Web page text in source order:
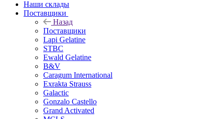
Наши склады
Поставщики
Назад
Поставщики
Lapi Gelatine
STBC
Ewald Gelatine
B&V
Caragum International
Exrakta Strauss
Galactic
Gonzalo Castello
Grand Activated